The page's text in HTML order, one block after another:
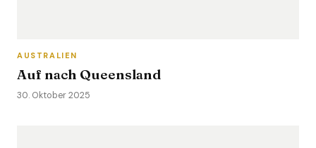
AUSTRALIEN
Auf nach Queensland
30. Oktober 2025